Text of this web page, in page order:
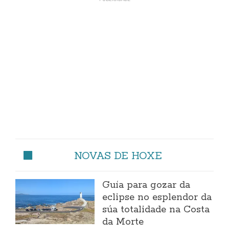
NOVAS DE HOXE
Guía para gozar da
eclipse no esplendor da
súa totalidade na Costa
da Morte